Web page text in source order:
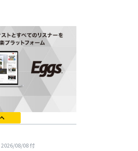
2026/08/08付